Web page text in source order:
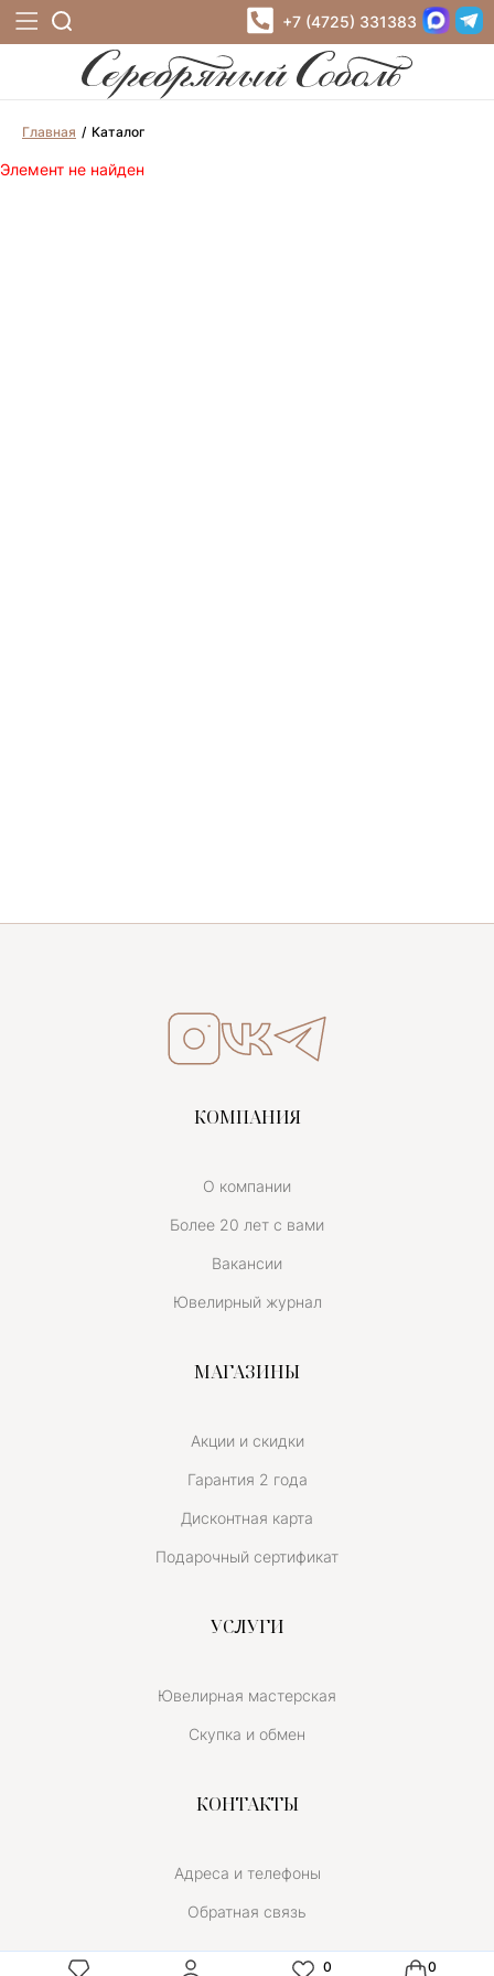
+7 (4725) 331383
Главная Каталог
Элемент не найден
КОМПАНИЯ
О компании
Более 20 лет с вами
Вакансии
Ювелирный журнал
МАГАЗИНЫ
Акции и скидки
Гарантия 2 года
Дисконтная карта
Подарочный сертификат
УСЛУГИ
Ювелирная мастерская
Скупка и обмен
КОНТАКТЫ
Адреса и телефоны
Обратная связь